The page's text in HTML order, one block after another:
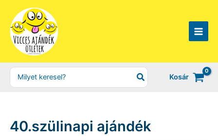
content
Search
for:
Kosár
40.szülinapi ajándék